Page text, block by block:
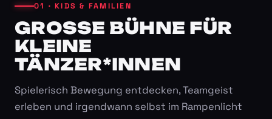
01 · KIDS & FAMILIEN
GROSSE BÜHNE FÜR K
LEINE T
ÄNZER*INNEN
Spielerisch Bewegung entdecken, Teamgeist
erleben und irgendwann selbst im Rampenlicht